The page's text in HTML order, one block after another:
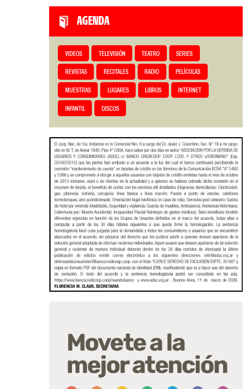
AGENDA
VIDEOS TELEVISIÓN TEATRO SERIES
REVISTAS RECITALES RADIO PELÍCULAS
MUESTRAS LUGARES LIBROS INTERNET
INFANTIL DISCOS